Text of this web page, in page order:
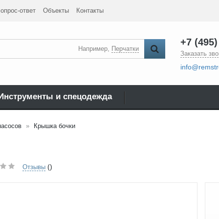
ответ Объекты Контакты
Например, Перчатки
+7
Заказать
и спецодежда
Крышка бочки
Отзывы ()